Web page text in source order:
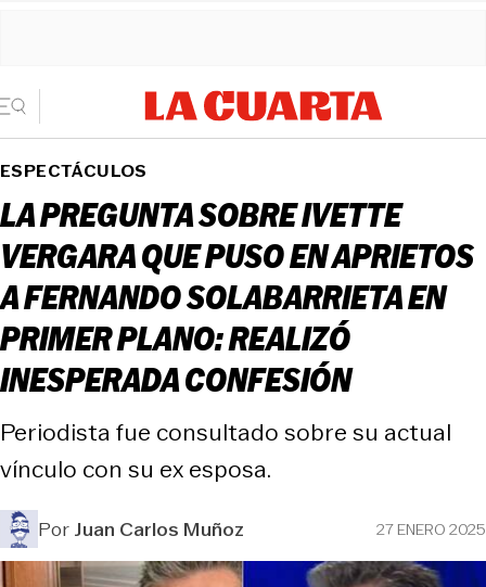
ESPECTÁCULOS
LA PREGUNTA SOBRE IVETTE
VERGARA QUE PUSO EN APRIETOS
A FERNANDO SOLABARRIETA EN
PRIMER PLANO: REALIZÓ
INESPERADA CONFESIÓN
Periodista fue consultado sobre su actual
vínculo con su ex esposa.
PorJuan Carlos Muñoz 27 ENERO 2025